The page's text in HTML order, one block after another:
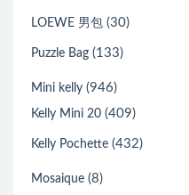
LOEWE 男包 (30)
Puzzle Bag (133)
Mini kelly (946)
Kelly Mini 20 (409)
Kelly Pochette (432)
Mosaique (8)